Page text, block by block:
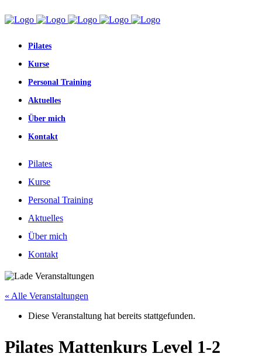
Pilates
Kurse
Personal Training
Aktuelles
Über mich
Kontakt
Pilates
Kurse
Personal Training
Aktuelles
Über mich
Kontakt
« Alle Veranstaltungen
Diese Veranstaltung hat bereits stattgefunden.
Pilates Mattenkurs Level 1-2